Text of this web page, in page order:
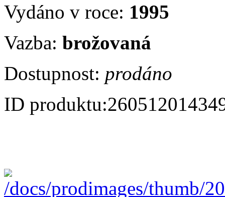
Vydáno v roce: 1995
Vazba: brožovaná
Dostupnost: prodáno
ID produktu: